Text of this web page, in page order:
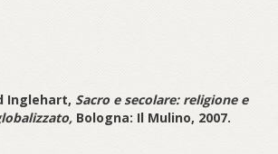
Inglehart, Sacro e secolare: religione e
Bologna: Il Mulino, 2007.